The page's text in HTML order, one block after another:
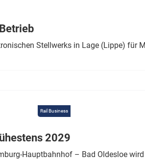
Stellwerks in Lage (Lippe) für
Rail Business
2029
Hauptbahnhof – Bad Oldesloe